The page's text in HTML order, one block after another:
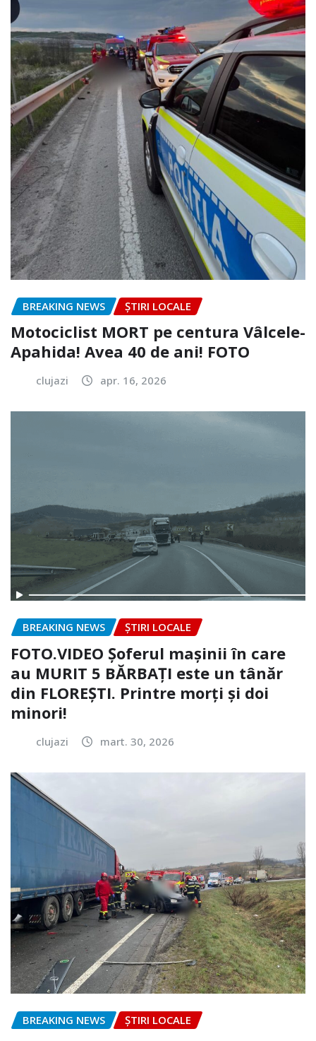
BREAKING NEWS ȘTIRI LOCALE
Motociclist MORT pe centura Vâlcele-
Apahida! Avea 40 de ani! FOTO
clujazi apr. 16, 2026
BREAKING NEWS ȘTIRI LOCALE
FOTO.VIDEO Șoferul mașinii în care
au MURIT 5 BĂRBAȚI este un tânăr
din FLOREȘTI. Printre morți și doi
minori!
clujazi mart. 30, 2026
BREAKING NEWS ȘTIRI LOCALE